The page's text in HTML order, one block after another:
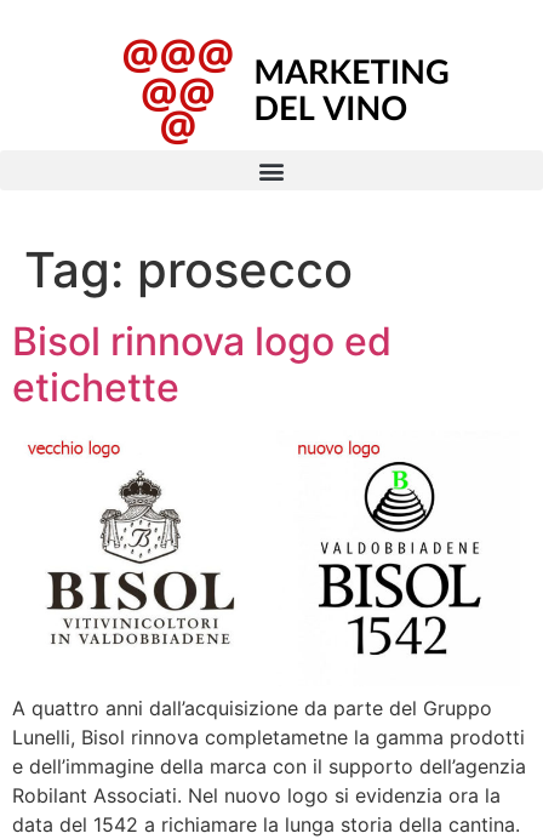
Tag: prosecco
Bisol rinnova logo ed
etichette
A quattro anni dall’acquisizione da parte del Gruppo
Lunelli, Bisol rinnova completametne la gamma prodotti
e dell’immagine della marca con il supporto dell’agenzia
Robilant Associati. Nel nuovo logo si evidenzia ora la
data del 1542 a richiamare la lunga storia della cantina.